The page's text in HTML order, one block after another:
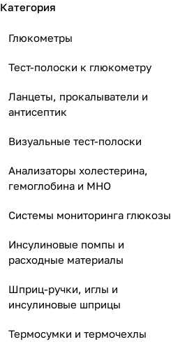
Категория
Глюкометры
Тест-полоски к глюкометру
Ланцеты, прокалыватели и
антисептик
Визуальные тест-полоски
Анализаторы холестерина,
гемоглобина и МНО
Системы мониторинга глюкозы
Инсулиновые помпы и
расходные материалы
Шприц-ручки, иглы и
инсулиновые шприцы
Термосумки и термочехлы